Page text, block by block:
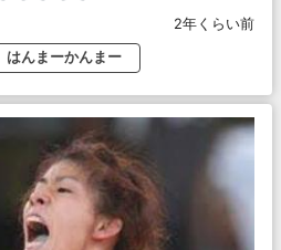
2年くらい前
はんまーかんまー